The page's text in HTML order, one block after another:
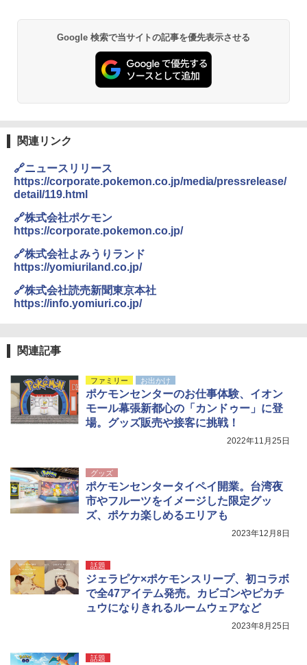
PYKES PEAK (パイクスピーク) 着替えテン
ト プライバシー テント 【中が透けない】 1
人用 折りたたみ 防災グッズ 災害用トイレ ビ
ーチ ピクニック ポップアップテント 携帯 簡
易 トイレテント (ブラック)
テント ワンタッチ RENEW 幅200 2-3人用 43
500002(88859)
[キャンパーズコレクション 山善] 傘みたいに
広げるだけ パッとサッとテント ブラックコ
ーティング フルクローズ メッシュ 3-4人用
簡単設置 ポップアップテント エクルベージ
ュ(BC仕様) PATC-150B(EB)
￥9,990
イド ブラックコーティング フルクローズ メ
ッシュ 4人用 簡単設置 ポップアップテント P
ATCW-150B エクルベージュ
￥-
BUNDOK(バンドック)ソロ ドーム 1 EX BDK
レーム ドーム型 テント
￥14,800
DEWEL パラソル 大型 ビーチ アウトドアパ
￥6,459
USB充電式 高精度 超長距離照射 長時間使用
可能 安全ロック付き 高安全性 金属製耐久 コ
ンパクト多機能設計 持ち運び便利 アウトド
ア/オフィス/教育現場/展示会用 緑
￥1,180
関の購入実績 登山・キャンプ・アウトドア・
防災用品 長期保存可能 緊急時用 日本国内発
送
￥3,680
Google 検索で当サイトの記事を優先表示させる
関連リンク
🔗ニュースリリース
https://corporate.pokemon.co.jp/media/pressrelease/
detail/119.html
🔗株式会社ポケモン
https://corporate.pokemon.co.jp/
🔗株式会社よみうりランド
https://yomiuriland.co.jp/
🔗株式会社読売新聞東京本社
https://info.yomiuri.co.jp/
関連記事
ファミリー お出かけ
ポケモンセンターのお仕事体験、イオン
モール幕張新都心の「カンドゥー」に登
場。グッズ販売や接客に挑戦！
2022年11月25日
グッズ
ポケモンセンタータイペイ開業。台湾夜
市やフルーツをイメージした限定グッ
ズ、ポケカ楽しめるエリアも
2023年12月8日
話題
ジェラピケ×ポケモンスリープ、初コラボ
で全47アイテム発売。カビゴンやピカチ
ュウになりきれるルームウェアなど
2023年8月25日
話題